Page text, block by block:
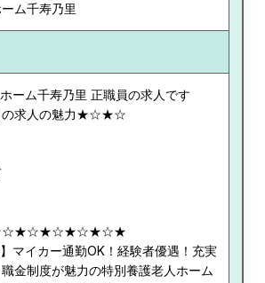
ム千寿乃里
ーム千寿乃里 正職員の求人です
求人の魅力★☆★☆
マイカー通勤OK！経験者優遇！充実
金制度が魅力の特別養護老人ホーム